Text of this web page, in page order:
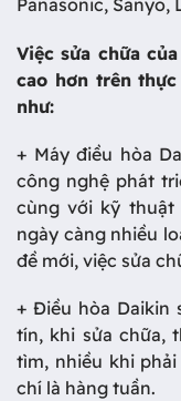
Panasonic, Sanyo,
Việc sửa chữa
cao hơn trên
như:
+ Máy điều hòa
công nghệ phát
cùng với kỹ thuật
ngày càng nhiều
đề mới, việc sửa
+ Điều hòa Daikin
tín, khi sửa chữa,
tìm, nhiều khi
chí là hàng tuần.